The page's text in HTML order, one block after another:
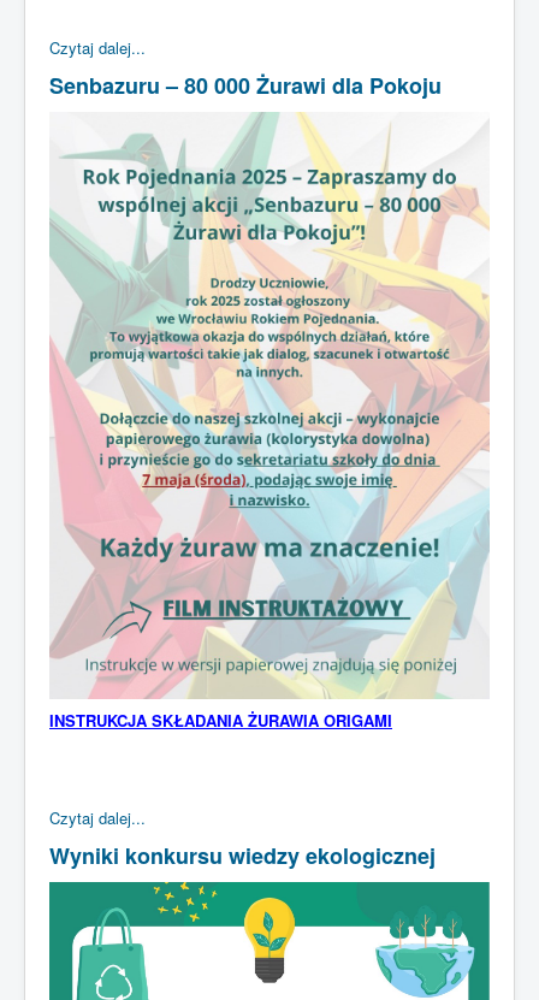
Czytaj dalej...
Senbazuru – 80 000 Żurawi dla Pokoju
INSTRUKCJA SKŁADANIA ŻURAWIA ORIGAMI
Czytaj dalej...
Wyniki konkursu wiedzy ekologicznej